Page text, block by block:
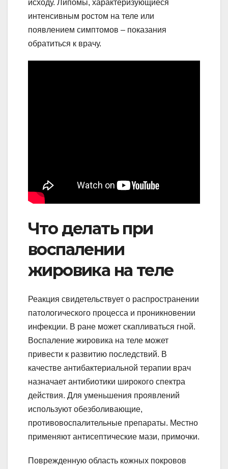
исходу. Липомы, характеризующиеся
интенсивным ростом на теле или
появлением симптомов – показания
обратиться к врачу.
Что делать при
воспалении
жировика на теле
Реакция свидетельствует о распространении
патологического процесса и проникновении
инфекции. В ране может скапливаться гной.
Воспаление жировика на теле может
привести к развитию последствий. В
качестве антибактериальной терапии врач
назначает антибиотики широкого спектра
действия. Для уменьшения проявлений
используют обезболивающие,
противовоспалительные препараты. Местно
применяют антисептические мази, примочки.
Поврежденную область кожных покровов